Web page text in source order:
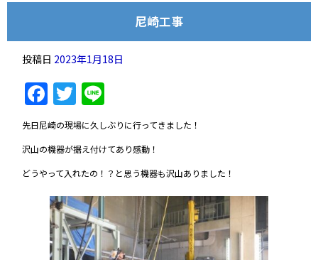
尼崎工事
投稿日 2023年1月18日
Facebook
Twitter
先日尼崎の現場に久しぶりに行ってきました！
沢山の機器が据え付けてあり感動！
どうやって入れたの！？と思う機器も沢山ありました！